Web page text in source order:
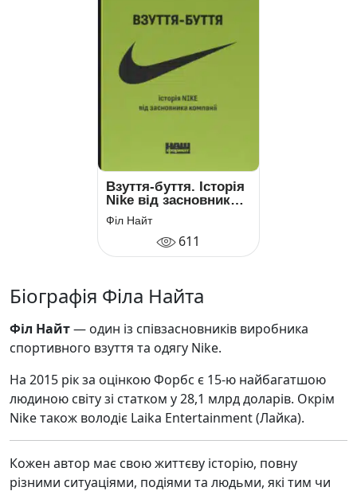
Взуття-буття. Історія
Nike від засновника
компанії
Філ Найт
611
Біографія Філа Найта
Філ Найт— один із співзасновників виробника
спортивного взуття та одягу Nike.
На 2015 рік за оцінкою Форбс є 15-ю найбагатшою
людиною світу зі статком у 28,1 млрд доларів. Окрім
Nike також володіє Laika Entertainment (Лайка).
Кожен автор має свою життєву історію, повну
різними ситуаціями, подіями та людьми, які тим чи